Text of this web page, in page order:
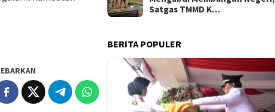
Satgas TMMD K…
BERITA POPULER